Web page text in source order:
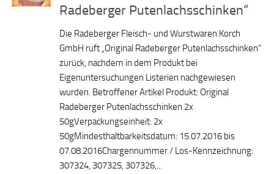
Radeberger Putenlachsschinken“
Die Radeberger Fleisch- und Wurstwaren Korch
GmbH ruft „Original Radeberger Putenlachsschinken“
zurück, nachdem in dem Produkt bei
Eigenuntersuchungen Listerien nachgewiesen
wurden. Betroffener Artikel Produkt: Original
Radeberger Putenlachsschinken 2x
50gVerpackungseinheit: 2x
50gMindesthaltbarkeitsdatum: 15.07.2016 bis
07.08.2016Chargennummer / Los-Kennzeichnung:
307324, 307325, 307326,...